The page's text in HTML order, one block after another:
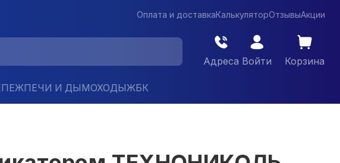
Оплата и доставкаКалькуляторОтзывыАкции
Адреса Войти Корзина
ПЕЧИ И ДЫМОХОДЫЖБК